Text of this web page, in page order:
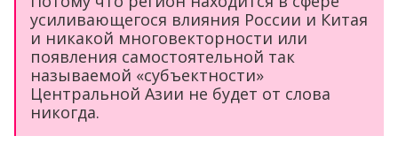
усиливающегося влияния России и Китая
и никакой многовекторности или
появления самостоятельной так
называемой «субъектности»
Центральной Азии не будет от слова
никогда.